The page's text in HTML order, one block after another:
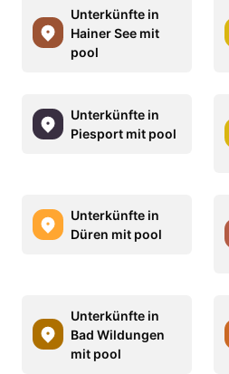
Unterkünfte in
Hainer See mit
pool
Unterkünfte in
Piesport mit pool
Unterkünfte in
Düren mit pool
Unterkünfte in
Bad Wildungen
mit pool